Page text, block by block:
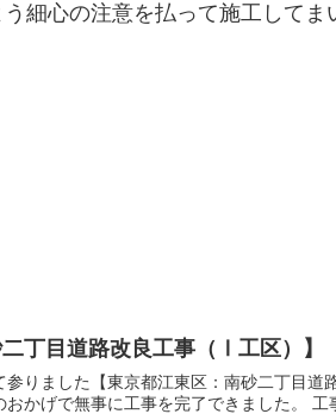
細心の注意を払って施工してま
丁目道路改良工事（Ⅰ工区）】
りました【東京都江東区：南砂二丁目
かげで無事に工事を完了できました。 工